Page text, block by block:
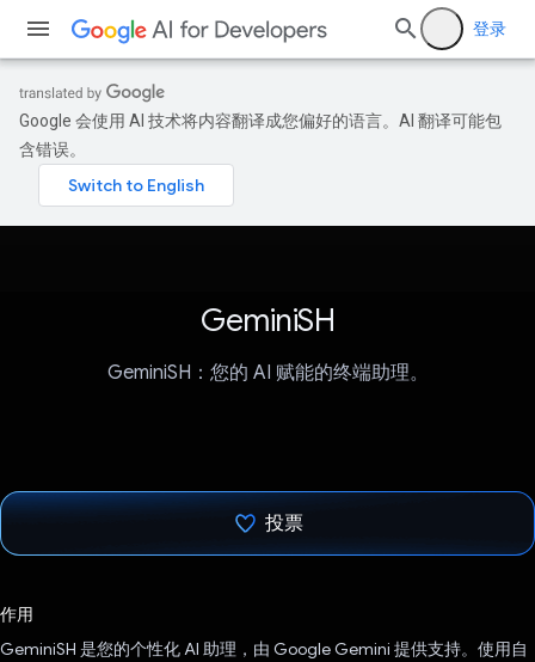
登录
Google 会使用 AI 技术将内容翻译成您偏好的语言。AI 翻译可能包
含错误。
GeminiSH
GeminiSH：您的 AI 赋能的终端助理。
投票
作用
GeminiSH 是您的个性化 AI 助理，由 Google Gemini 提供支持。使用自